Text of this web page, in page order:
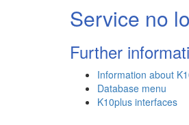
Service no
Further
Information about
Database menu
K10plus interfaces